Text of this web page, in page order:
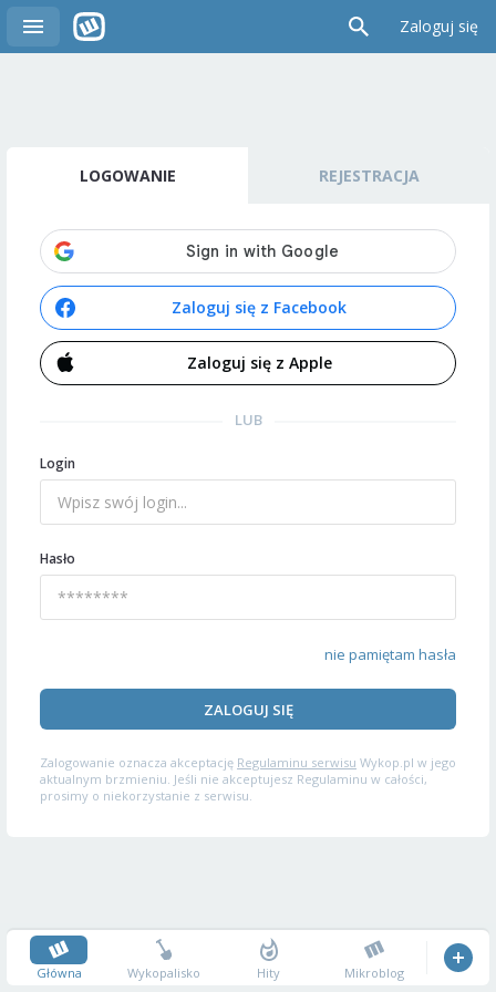
Zaloguj się
LOGOWANIE REJESTRACJA
Zaloguj się z Facebook
Zaloguj się z Apple
LUB
Login
Hasło
nie pamiętam hasła
ZALOGUJ SIĘ
Zalogowanie oznacza akceptację Regulaminu serwisu Wykop.pl w jego
aktualnym brzmieniu. Jeśli nie akceptujesz Regulaminu w całości,
prosimy o niekorzystanie z serwisu.
Główna Wykopalisko Hity Mikroblog